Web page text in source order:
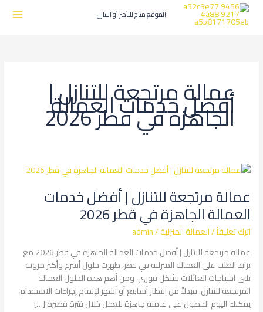
الموقع متاج للتأجير أو التنازل
عمالة مرتجعة للتنازل |
أفضل خدمات العمالة
الجاهزة في قطر 2026
عمالة مرتجعة للتنازل | أفضل خدمات
العمالة الجاهزة في قطر 2026
اترك تعليقاً/العمالة المنزلية/
admin
عمالة مرتجعة للتنازل | أفضل خدمات العمالة الجاهزة في قطر 2026 مع
تزايد الطلب على العمالة المنزلية في قطر، ظهرت حلول أسرع وأكثر مرونة
تلبي احتياجات العائلات بشكل فوري، ومن أهم هذه الحلول العمالة
المرتجعة للتنازل. فبدلاً من انتظار أسابيع أو أشهر لإتمام إجراءات الاستقدام،
يمكنك اليوم الحصول على عاملة جاهزة للعمل خلال فترة قصيرة […]
عمالة
للتنازل
أفضل
خدمات
العمالة
الجاهزة
في
قطر
2026